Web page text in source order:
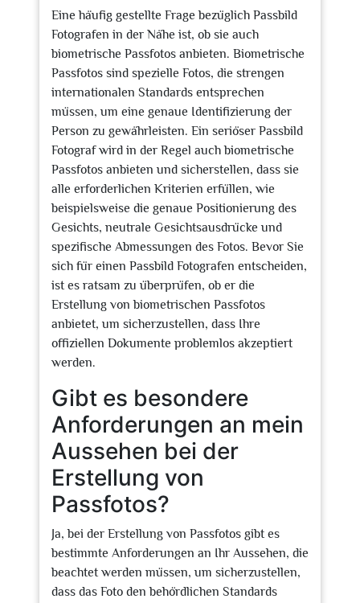
Eine häufig gestellte Frage bezüglich Passbild
Fotografen in der Nähe ist, ob sie auch
biometrische Passfotos anbieten. Biometrische
Passfotos sind spezielle Fotos, die strengen
internationalen Standards entsprechen
müssen, um eine genaue Identifizierung der
Person zu gewährleisten. Ein seriöser Passbild
Fotograf wird in der Regel auch biometrische
Passfotos anbieten und sicherstellen, dass sie
alle erforderlichen Kriterien erfüllen, wie
beispielsweise die genaue Positionierung des
Gesichts, neutrale Gesichtsausdrücke und
spezifische Abmessungen des Fotos. Bevor Sie
sich für einen Passbild Fotografen entscheiden,
ist es ratsam zu überprüfen, ob er die
Erstellung von biometrischen Passfotos
anbietet, um sicherzustellen, dass Ihre
offiziellen Dokumente problemlos akzeptiert
werden.
Gibt es besondere
Anforderungen an mein
Aussehen bei der
Erstellung von
Passfotos?
Ja, bei der Erstellung von Passfotos gibt es
bestimmte Anforderungen an Ihr Aussehen, die
beachtet werden müssen, um sicherzustellen,
dass das Foto den behördlichen Standards